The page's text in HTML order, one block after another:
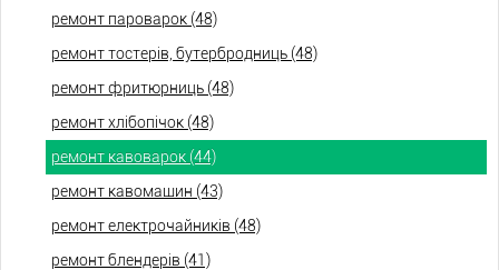
ремонт пароварок (48)
ремонт тостерів, бутербродниць (48)
ремонт фритюрниць (48)
ремонт хлібопічок (48)
ремонт кавоварок (44)
ремонт кавомашин (43)
ремонт електрочайників (48)
ремонт блендерів (41)